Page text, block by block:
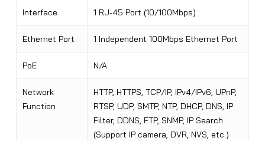
Interface 1 RJ-45 Port (10/100Mbps)
Ethernet Port 1 Independent 100Mbps Ethernet Port
PoE N/A
Network
Function
HTTP, HTTPS, TCP/IP, IPv4/IPv6, UPnP,
RTSP, UDP, SMTP, NTP, DHCP, DNS, IP
Filter, DDNS, FTP, SNMP, IP Search
(Support IP camera, DVR, NVS, etc.)